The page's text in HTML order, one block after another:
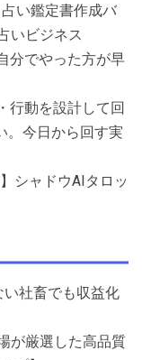
い鑑定書作成バ
いビジネス
分でやった方が早
行動を設計して回
。今日から回す実
シャドウAIタロッ
い社畜でも収益化
が厳選した高品質